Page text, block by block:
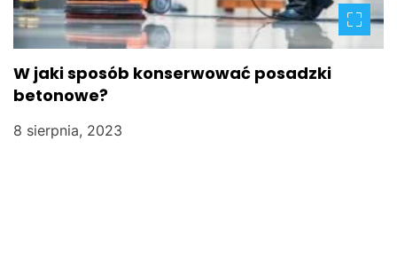
W jaki sposób konserwować posadzki
betonowe?
8 sierpnia, 2023